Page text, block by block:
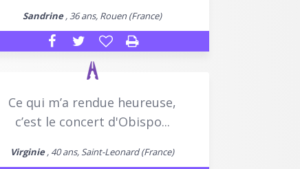
Sandrine, 36 ans, Rouen (France)
Ce qui m’a rendue heureuse,
c’est le concert d'Obispo...
Virginie, 40 ans, Saint-Leonard (France)